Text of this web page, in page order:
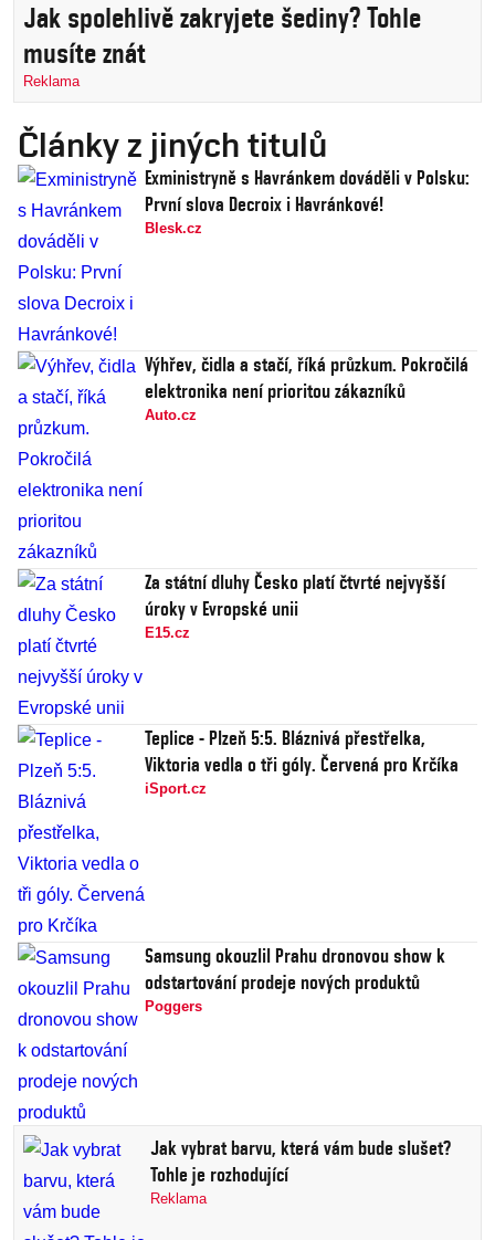
Jak spolehlivě zakryjete šediny? Tohle
musíte znát
Reklama
Články z jiných titulů
Exministryně s Havránkem dováděli v Polsku:
První slova Decroix i Havránkové!
Blesk.cz
Výhřev, čidla a stačí, říká průzkum. Pokročilá
elektronika není prioritou zákazníků
Auto.cz
Za státní dluhy Česko platí čtvrté nejvyšší
úroky v Evropské unii
E15.cz
Teplice - Plzeň 5:5. Bláznivá přestřelka,
Viktoria vedla o tři góly. Červená pro Krčíka
iSport.cz
Samsung okouzlil Prahu dronovou show k
odstartování prodeje nových produktů
Poggers
Jak vybrat barvu, která vám bude slušet?
Tohle je rozhodující
Reklama